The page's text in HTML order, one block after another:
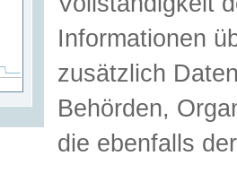
Informationen
zusätzlich
Behörden,
die ebenfalls